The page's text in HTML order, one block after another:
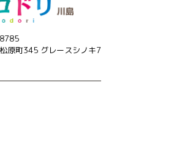
原町345 グレースシノキ7